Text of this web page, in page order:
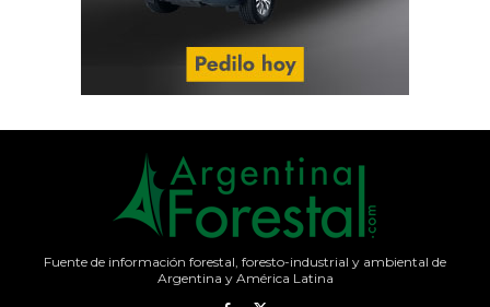
Fuente de información forestal, foresto-industrial y ambiental de
Argentina y América Latina